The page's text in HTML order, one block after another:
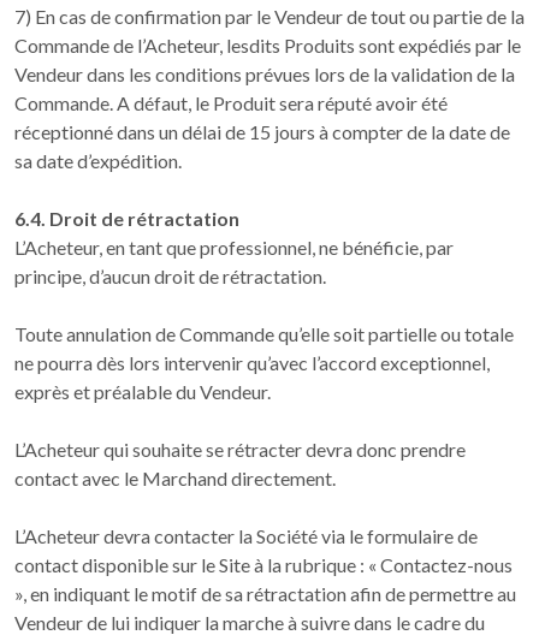
7) En cas de confirmation par le Vendeur de tout ou partie de la
Commande de l’Acheteur, lesdits Produits sont expédiés par le
Vendeur dans les conditions prévues lors de la validation de la
Commande. A défaut, le Produit sera réputé avoir été
réceptionné dans un délai de 15 jours à compter de la date de
sa date d’expédition.
6.4. Droit de rétractation
L’Acheteur, en tant que professionnel, ne bénéficie, par
principe, d’aucun droit de rétractation.
Toute annulation de Commande qu’elle soit partielle ou totale
ne pourra dès lors intervenir qu’avec l’accord exceptionnel,
exprès et préalable du Vendeur.
L’Acheteur qui souhaite se rétracter devra donc prendre
contact avec le Marchand directement.
L’Acheteur devra contacter la Société via le formulaire de
contact disponible sur le Site à la rubrique : « Contactez-nous
», en indiquant le motif de sa rétractation afin de permettre au
Vendeur de lui indiquer la marche à suivre dans le cadre du